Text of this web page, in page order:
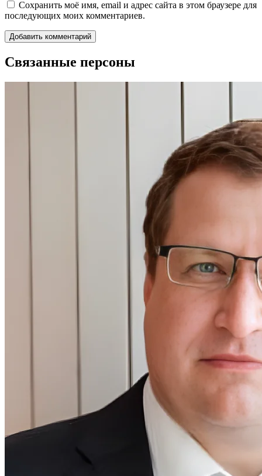
Сохранить моё имя, email и адрес сайта в этом браузере для
последующих моих комментариев.
Связанные персоны